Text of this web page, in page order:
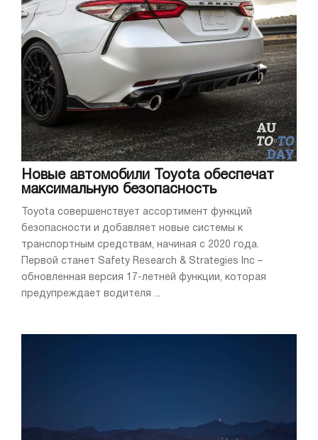
Новые автомобили Toyota обеспечат
максимальную безопасность
Toyota совершенствует ассортимент функций
безопасности и добавляет новые системы к
транспортным средствам, начиная с 2020 года.
Первой станет Safety Research & Strategies Inc –
обновленная версия 17-летней функции, которая
предупреждает водителя ...